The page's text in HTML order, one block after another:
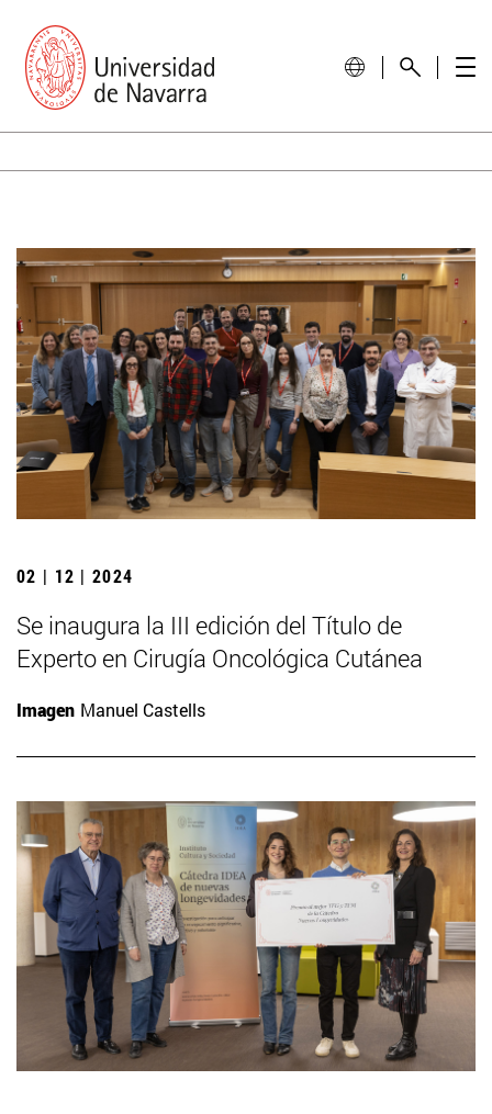
02 | 12 | 2024
Se inaugura la III edición del Título de
Experto en Cirugía Oncológica Cutánea
Imagen Manuel Castells